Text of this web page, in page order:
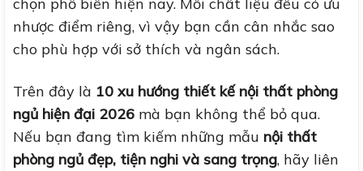
chọn phổ biến hiện nay. Mỗi chất liệu đều có ưu
nhược điểm riêng, vì vậy bạn cần cân nhắc sao
cho phù hợp với sở thích và ngân sách.
Trên đây là 10 xu hướng thiết kế nội thất phòng
ngủ hiện đại 2026 mà bạn không thể bỏ qua.
Nếu bạn đang tìm kiếm những mẫu nội thất
phòng ngủ đẹp, tiện nghi và sang trọng, hãy liên